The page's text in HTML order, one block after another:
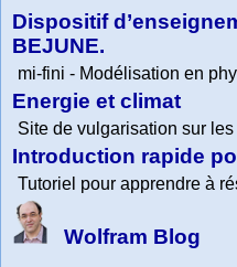
Dispositif
BEJUNE.
mi-fini - Modélisation en
Energie et climat
Site de vulgarisation sur
Introduction rapide
Tutoriel pour apprendre à
Wolfram Blog